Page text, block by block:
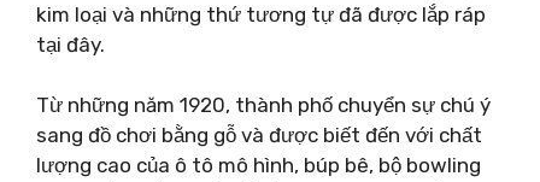
kim loại và những thứ tương tự đã được lắp ráp
tại đây.
Từ những năm 1920, thành phố chuyển sự chú ý
sang đồ chơi bằng gỗ và được biết đến với chất
lượng cao của ô tô mô hình, búp bê, bộ bowling